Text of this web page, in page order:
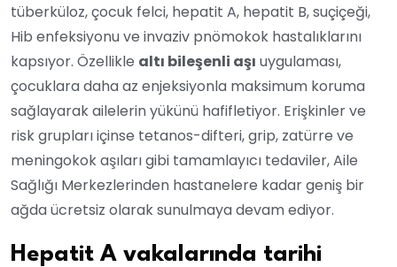
tüberküloz, çocuk felci, hepatit A, hepatit B, suçiçeği,
Hib enfeksiyonu ve invaziv pnömokok hastalıklarını
kapsıyor. Özellikle altı bileşenli aşı uygulaması,
çocuklara daha az enjeksiyonla maksimum koruma
sağlayarak ailelerin yükünü hafifletiyor. Erişkinler ve
risk grupları içinse tetanos-difteri, grip, zatürre ve
meningokok aşıları gibi tamamlayıcı tedaviler, Aile
Sağlığı Merkezlerinden hastanelere kadar geniş bir
ağda ücretsiz olarak sunulmaya devam ediyor.
Hepatit A vakalarında tarihi